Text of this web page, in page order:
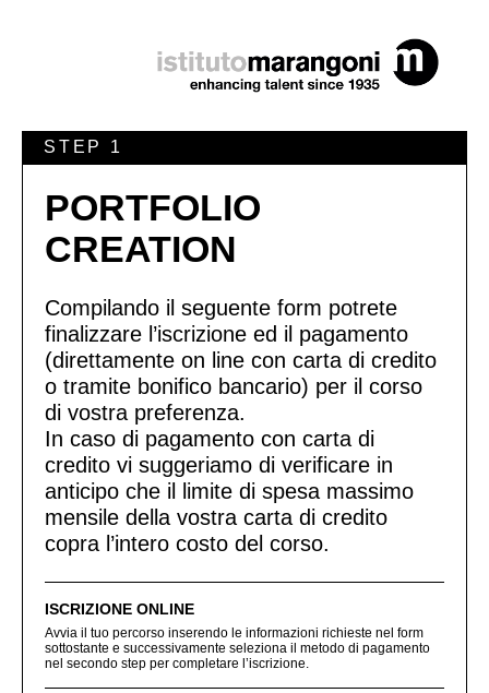
STEP 1
PORTFOLIO
CREATION
Compilando il seguente form potrete
finalizzare l’iscrizione ed il pagamento
(direttamente on line con carta di credito
o tramite bonifico bancario) per il corso
di vostra preferenza.
In caso di pagamento con carta di
credito vi suggeriamo di verificare in
anticipo che il limite di spesa massimo
mensile della vostra carta di credito
copra l’intero costo del corso.
ISCRIZIONE ONLINE
Avvia il tuo percorso inserendo le informazioni richieste nel form
sottostante e successivamente seleziona il metodo di pagamento
nel secondo step per completare l’iscrizione.